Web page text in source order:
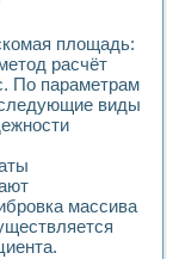
программно -
газовых
тиристорным
для
стенда для
диагностики
свойств
и развития
площадь:
расчёт
По параметрам
виды
массива